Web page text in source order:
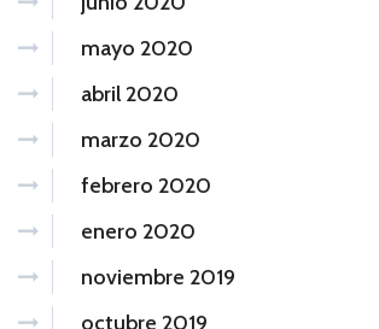
mayo 2020
abril 2020
marzo 2020
febrero 2020
enero 2020
noviembre 2019
octubre 2019